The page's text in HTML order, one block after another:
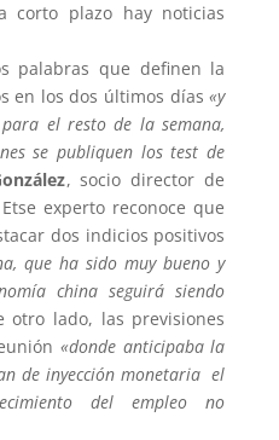
corto plazo hay noticias
palabras que definen la
en los dos últimos días«y
el resto de la semana,
se publiquen los test de
, socio director de
experto reconoce que
dos indicios positivos
que ha sido muy bueno y
china seguirá siendo
otro lado, las previsiones
«donde anticipaba la
de inyección monetaria  el
del empleo no